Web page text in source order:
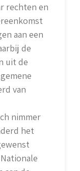
rechten en
aan een
de
uit de
van
nimmer
het